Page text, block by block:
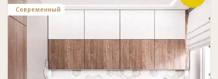
Современный